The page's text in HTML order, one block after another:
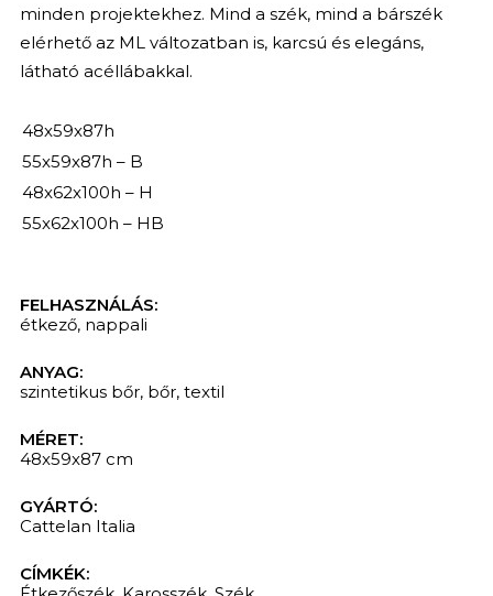
minden projektekhez. Mind a szék, mind a bárszék
elérhető az ML változatban is, karcsú és elegáns,
látható acéllábakkal.
48x59x87h
55x59x87h – B
48x62x100h – H
55x62x100h – HB
FELHASZNÁLÁS:
étkező, nappali
ANYAG:
szintetikus bőr, bőr, textil
MÉRET:
48x59x87 cm
GYÁRTÓ:
Cattelan Italia
CÍMKÉK: